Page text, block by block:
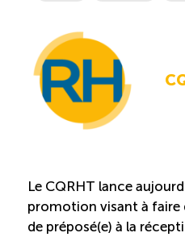
Portail RH
Descriptions de fonction
Balados
Programmes d’aide et
Le CQRHT lance
promotion visant à faire
de préposé(e) à la